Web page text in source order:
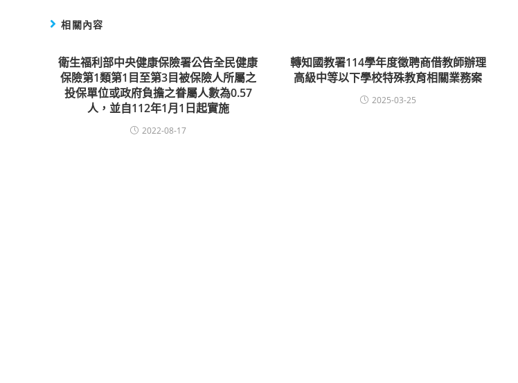
相關內容
衛生福利部中央健康保險署公告全民健康
保險第1類第1目至第3目被保險人所屬之
投保單位或政府負擔之眷屬人數為0.57
人，並自112年1月1日起實施
2022-08-17
轉知國教署114學年度徵聘商借教師辦理
高級中等以下學校特殊教育相關業務案
2025-03-25